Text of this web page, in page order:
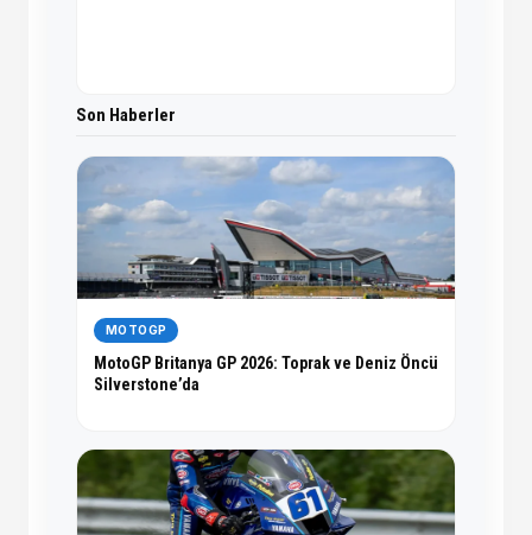
Son Haberler
MOTOGP
MotoGP Britanya GP 2026: Toprak ve Deniz Öncü
Silverstone’da